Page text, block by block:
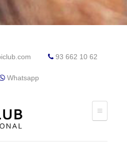
93 662 10 62
Whatsapp